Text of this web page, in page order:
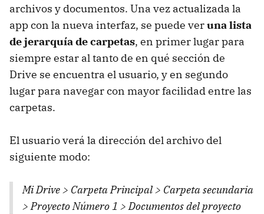
archivos y documentos. Una vez actualizada la
app con la nueva interfaz, se puede veruna lista
de jerarquía de carpetas, en primer lugar para
siempre estar al tanto de en qué sección de
Drive se encuentra el usuario, y en segundo
lugar para navegar con mayor facilidad entre las
carpetas.
El usuario verá la dirección del archivo del
siguiente modo:
Mi Drive > Carpeta Principal > Carpeta secundaria
> Proyecto Número 1 > Documentos del proyecto